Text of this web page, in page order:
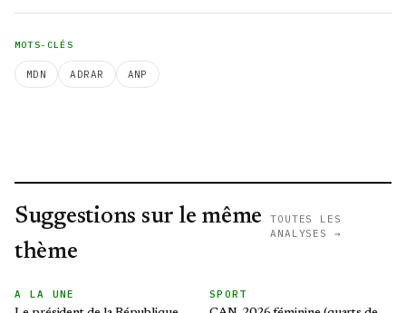
MOTS-CLÉS
MDN ADRAR ANP
Suggestions sur le même
thème
TOUTES LES
ANALYSES →
A LA UNE
SPORT